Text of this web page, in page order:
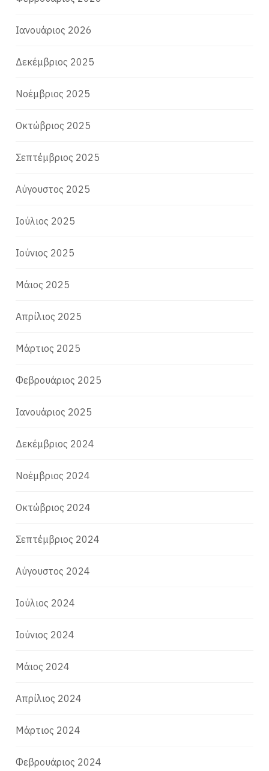
Ιανουάριος 2026
Δεκέμβριος 2025
Νοέμβριος 2025
Οκτώβριος 2025
Σεπτέμβριος 2025
Αύγουστος 2025
Ιούλιος 2025
Ιούνιος 2025
Μάιος 2025
Απρίλιος 2025
Μάρτιος 2025
Φεβρουάριος 2025
Ιανουάριος 2025
Δεκέμβριος 2024
Νοέμβριος 2024
Οκτώβριος 2024
Σεπτέμβριος 2024
Αύγουστος 2024
Ιούλιος 2024
Ιούνιος 2024
Μάιος 2024
Απρίλιος 2024
Μάρτιος 2024
Φεβρουάριος 2024